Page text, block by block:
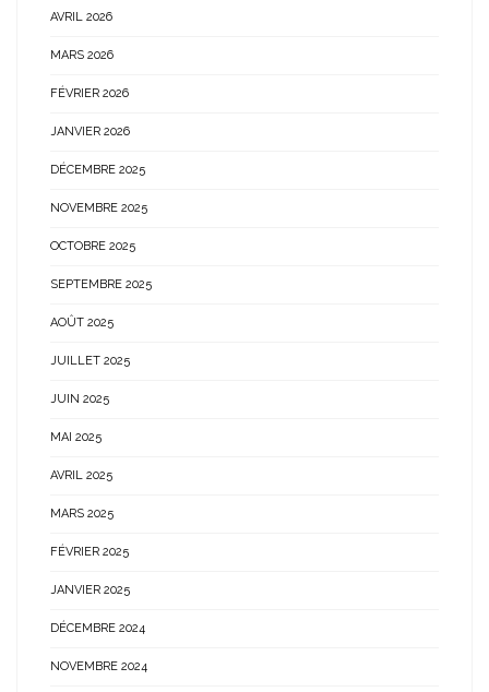
AVRIL 2026
MARS 2026
FÉVRIER 2026
JANVIER 2026
DÉCEMBRE 2025
NOVEMBRE 2025
OCTOBRE 2025
SEPTEMBRE 2025
AOÛT 2025
JUILLET 2025
JUIN 2025
MAI 2025
AVRIL 2025
MARS 2025
FÉVRIER 2025
JANVIER 2025
DÉCEMBRE 2024
NOVEMBRE 2024